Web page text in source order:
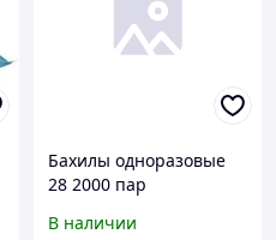
Бахилы одноразовые
28 2000 пар
В наличии